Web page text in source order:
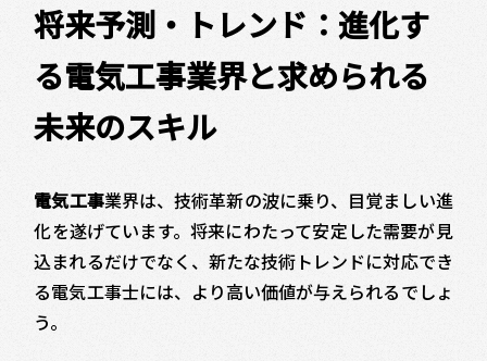
将来予測・トレンド：進化す
る電気工事業界と求められる
未来のスキル
電気工事業界は、技術革新の波に乗り、目覚ましい進
化を遂げています。将来にわたって安定した需要が見
込まれるだけでなく、新たな技術トレンドに対応でき
る電気工事士には、より高い価値が与えられるでしょ
う。